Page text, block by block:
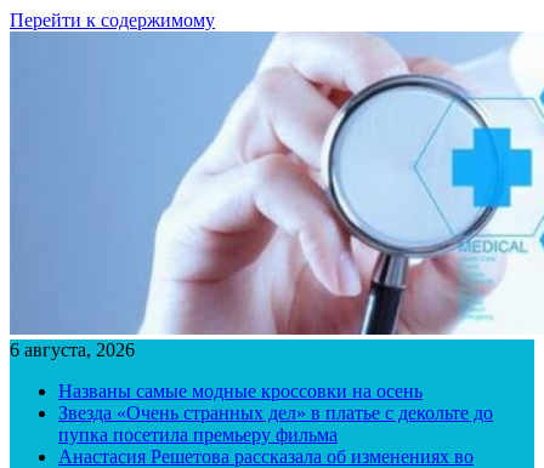
Перейти к содержимому
6 августа, 2026
Названы самые модные кроссовки на осень
Звезда «Очень странных дел» в платье с декольте до
пупка посетила премьеру фильма
Анастасия Решетова рассказала об изменениях во